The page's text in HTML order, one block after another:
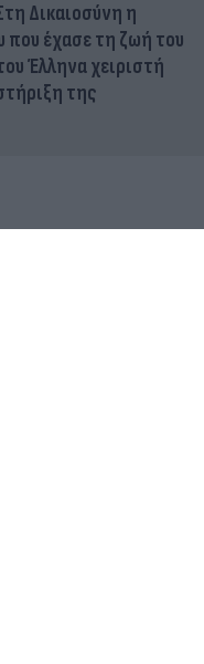
Δικαιοσύνη η
που έχασε τη ζωή του
Έλληνα χειριστή
της